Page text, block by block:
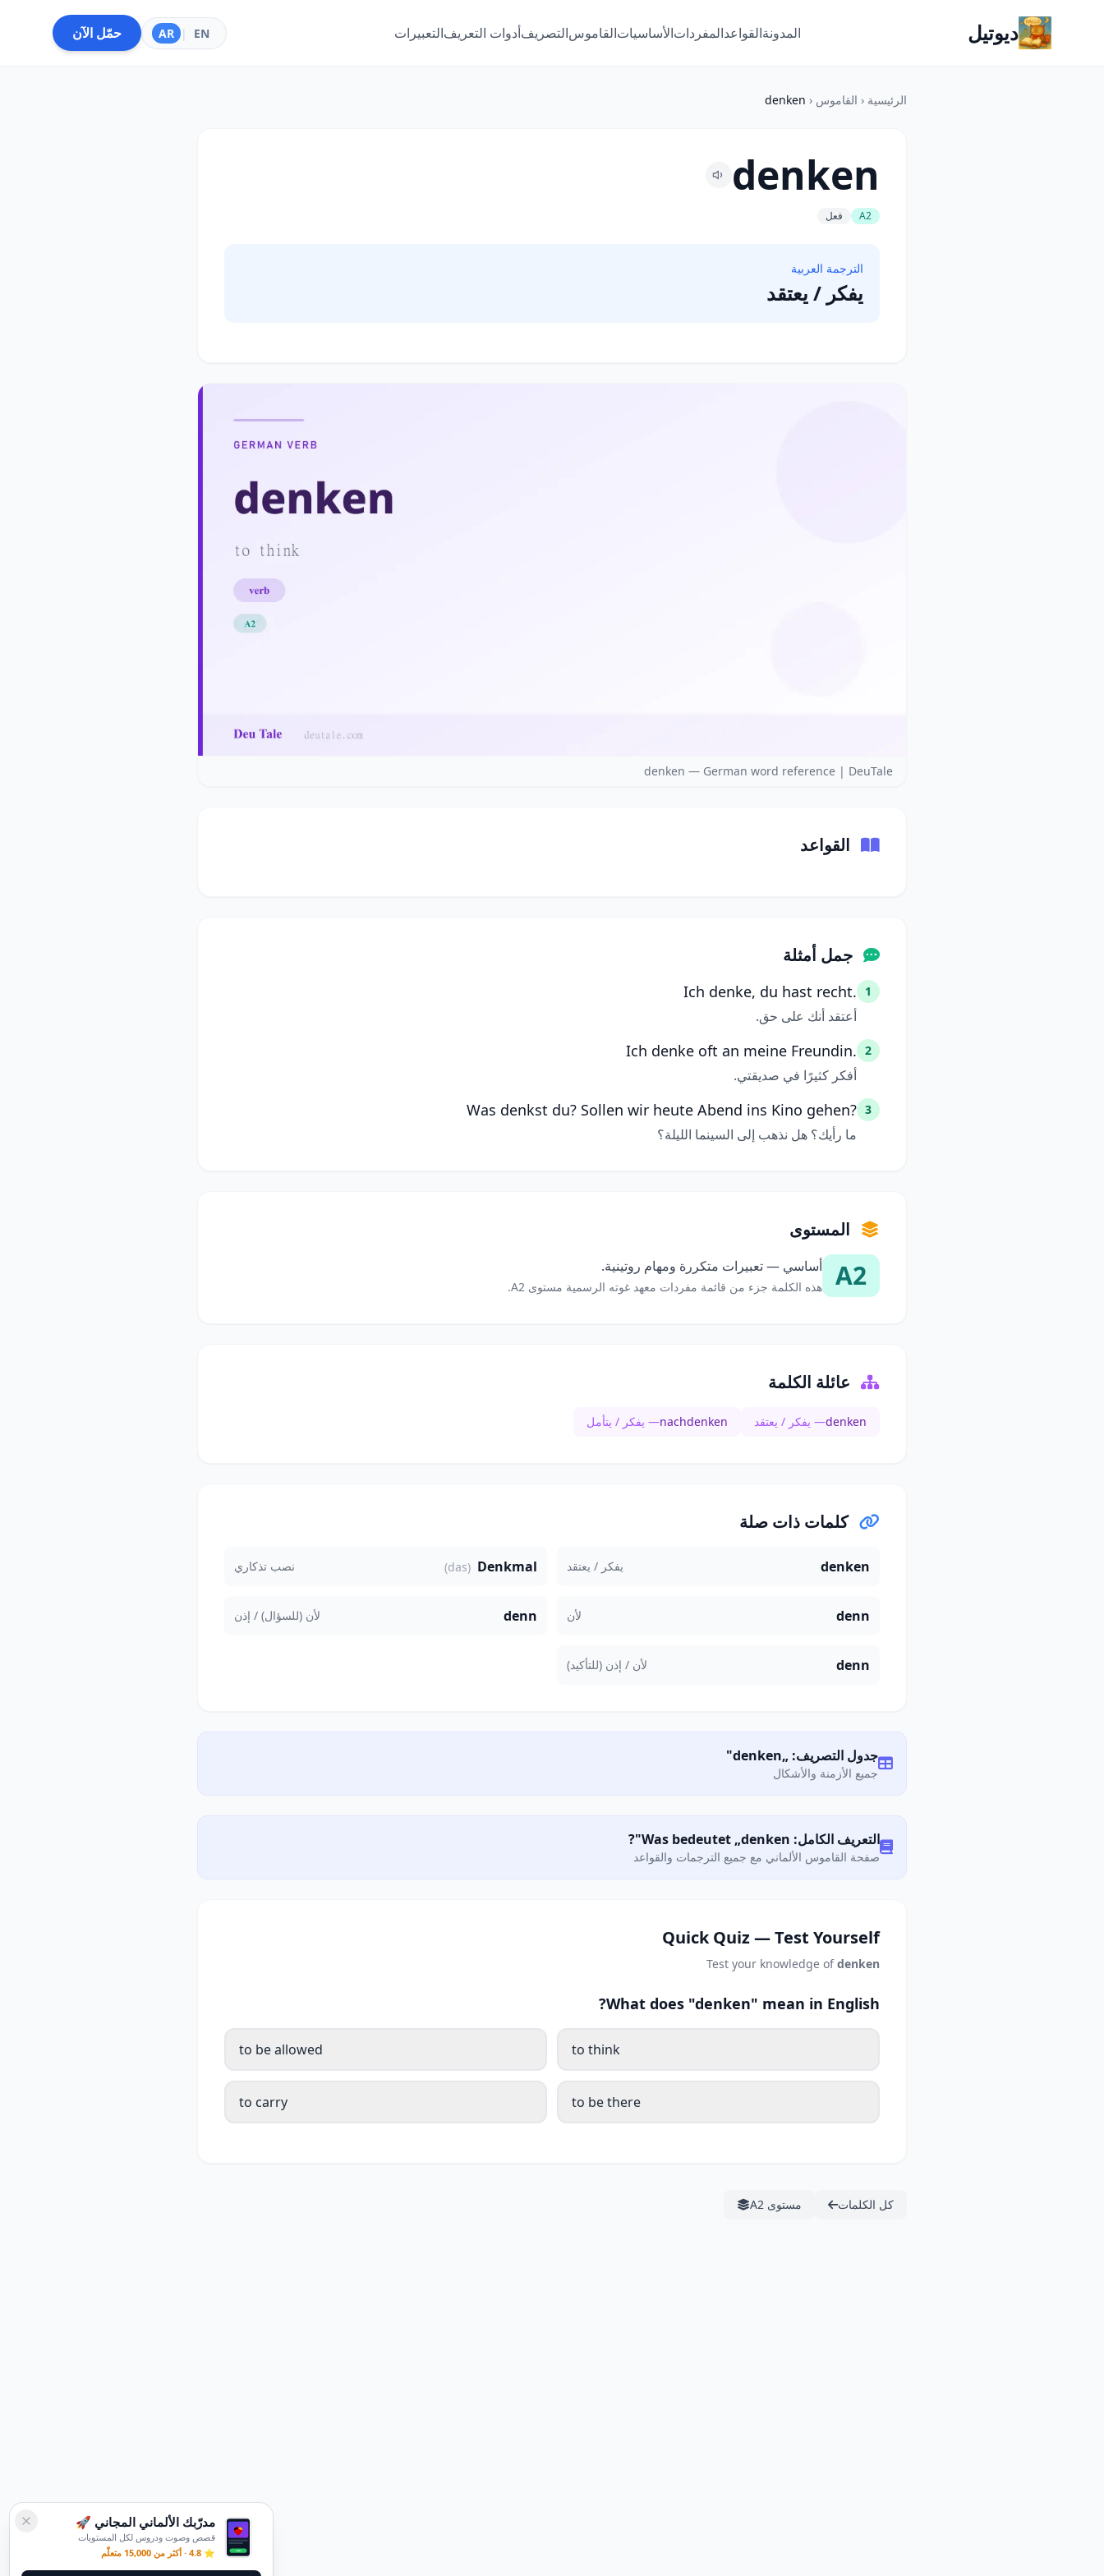
ديوتيل المدونةالقواعدالمفرداتالأساسياتالقاموسالتصريفأدوات التعريفالتعبيرات EN
|
AR حمّل الآن
الرئيسية ‹ القاموس ‹
denken
denken
A2 فعل
الترجمة العربية
يفكر / يعتقد
denken — German word reference | DeuTale
القواعد
جمل أمثلة
1
Ich denke, du hast recht.
أعتقد أنك على حق.
2
Ich denke oft an meine Freundin.
أفكر كثيرًا في صديقتي.
3
Was denkst du? Sollen wir heute Abend ins Kino gehen?
ما رأيك؟ هل نذهب إلى السينما الليلة؟
المستوى
A2 أساسي — تعبيرات متكررة ومهام روتينية.
هذه الكلمة جزء من قائمة مفردات معهد غوته الرسمية مستوى A2.
عائلة الكلمة
denken— يفكر / يعتقد nachdenken— يفكر / يتأمل
كلمات ذات صلة
denken يفكر / يعتقد Denkmal
(das) نصب تذكاري
denn لأن denn لأن (للسؤال) / إذن
denn لأن / إذن (للتأكيد)
جدول التصريف: „denken"
جميع الأزمنة والأشكال
التعريف الكامل: Was bedeutet „denken"?
صفحة القاموس الألماني مع جميع الترجمات والقواعد
Quick Quiz — Test Yourself
Test your knowledge ofdenken
What does "denken" mean in English?
to think
to be allowed
to be there
to carry
كل الكلمات مستوى A2
مدرّبك الألماني المجاني 🚀
قصص وصوت ودروس لكل المستويات
⭐ 4.8 · أكثر من 15,000 متعلّم